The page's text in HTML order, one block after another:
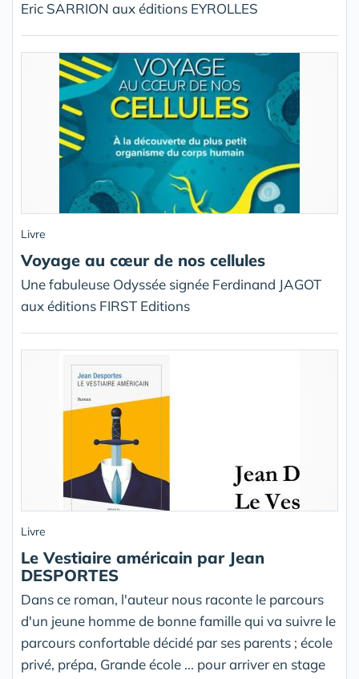
Eric SARRION aux éditions EYROLLES
Livre
Voyage au cœur de nos cellules
Une fabuleuse Odyssée signée Ferdinand JAGOT
aux éditions FIRST Editions
Livre
Le Vestiaire américain par Jean
DESPORTES
Dans ce roman, l'auteur nous raconte le parcours
d'un jeune homme de bonne famille qui va suivre le
parcours confortable décidé par ses parents ; école
privé, prépa, Grande école ... pour arriver en stage